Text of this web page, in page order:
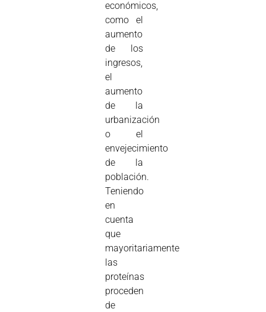
económicos,
como el
aumento
de los
ingresos,
el
aumento
de la
urbanización
o el
envejecimiento
de la
población.
Teniendo
en
cuenta
que
mayoritariamente
las
proteínas
proceden
de